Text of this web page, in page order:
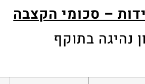
– סכומי הקצבה
נהיגה בתוקף